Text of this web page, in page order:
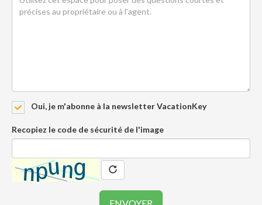
Oui, je m'abonne à la newsletter VacationKey
Recopiez le code de sécurité de l'image